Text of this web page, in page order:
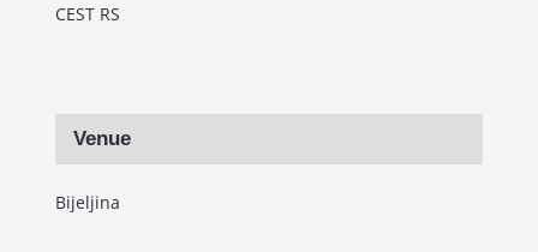
CEST RS
Venue
Bijeljina